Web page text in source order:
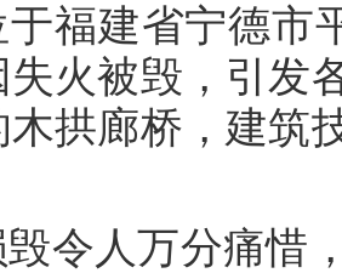
于福建省宁德市
失火被毁，引发
拱廊桥，建筑
令人万分痛惜